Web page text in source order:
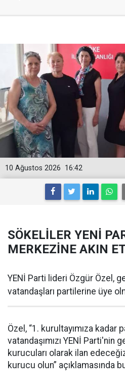
16:42
10 Ağustos 2026
SÖKELİLER YENİ
MERKEZİNE AKIN
YENİ Parti lideri Özgür Özel,
vatandaşları partilerine üye
Özel, “1. kurultayımıza kadar
vatandaşımızı YENİ Parti'nin
kurucuları olarak ilan
kurucu olun” açıklamasında